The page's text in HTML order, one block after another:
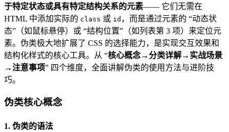
于特定状态或具有特定结构关系的元素—— 它们无需在
HTML 中添加实际的 class 或 id ，而是通过元素的 “动态状
态”（如鼠标悬停）或 “结构位置”（如列表第 3 项）来定位元
素。伪类极大地扩展了 CSS 的选择能力，是实现交互效果和
结构化样式的核心工具。从 “核心概念→分类详解→实战场景
→注意事项” 四个维度，全面讲解伪类的使用方法与进阶技
巧。
伪类核心概念
1. 伪类的语法